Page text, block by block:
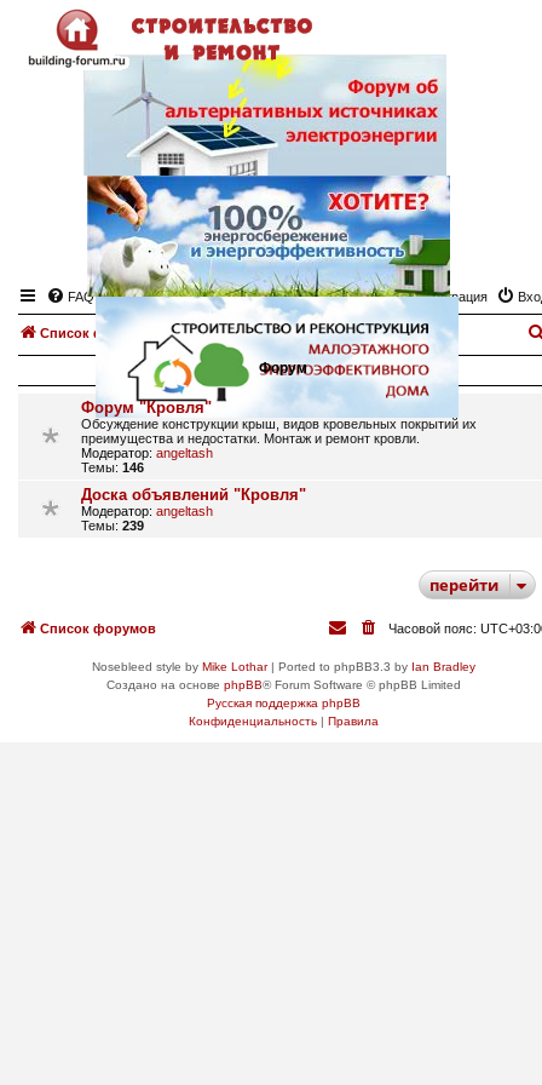
FAQ Регистрация
Список форумов Кровля, кровельные работы
Форум
Форум "Кровля"
Обсуждение конструкции крыш, видов кровельных покрытий их
преимущества и недостатки. Монтаж и ремонт кровли.
Модератор: angeltash
Темы: 146
Доска объявлений "Кровля"
Модератор: angeltash
Темы: 239
перейти
Список форумов Часовой пояс:
Nosebleed style by Mike Lothar| Ported to phpBB3.3 by Ian Bradley
Создано на основе phpBB® Forum Software © phpBB Limited
Русская поддержка phpBB
Конфиденциальность| Правила